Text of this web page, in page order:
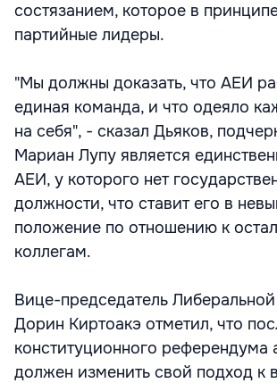
состязанием, которое в
партийные лидеры.
"Мы должны доказать, что АЕИ
единая команда, и что одеяло
на себя", - сказал Дьяков,
Мариан Лупу является
АЕИ, у которого нет
должности, что ставит его в
положение по отношению к
коллегам.
Вице-председатель
Дорин Киртоакэ отметил, что
конституционного референдума
должен изменить свой подход к